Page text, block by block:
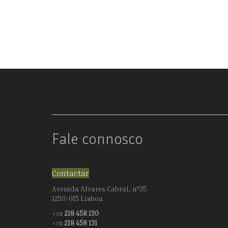
Fale connosco
Contactar
Avenida Alvares Cabral, nº35
1250-015 Lisboa
+351 218 458 130
+351 218 458 131